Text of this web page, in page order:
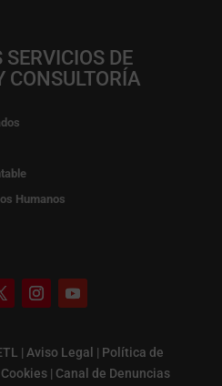
SERVICIOS DE
CONSULTORÍA
Humanos
| Aviso Legal | Política de
| Canal de Denuncias